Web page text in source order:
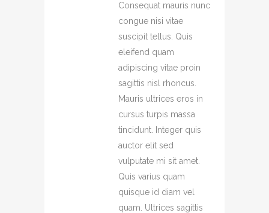
Consequat mauris nunc
congue nisi vitae
suscipit tellus. Quis
eleifend quam
adipiscing vitae proin
sagittis nisl rhoncus.
Mauris ultrices eros in
cursus turpis massa
tincidunt. Integer quis
auctor elit sed
vulputate mi sit amet.
Quis varius quam
quisque id diam vel
quam. Ultrices sagittis